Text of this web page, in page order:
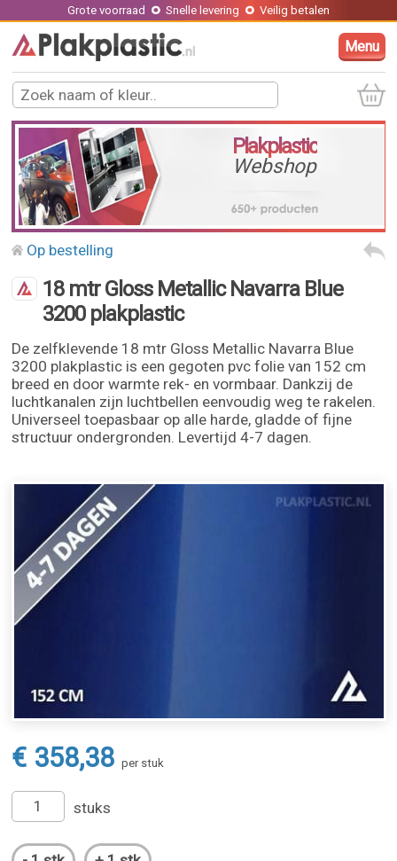
Grote voorraad Snelle levering Veilig betalen
Menu
Plakplastic
Webshop
Op bestelling
18 mtr Gloss Metallic Navarra Blue
3200 plakplastic
De zelfklevende 18 mtr Gloss Metallic Navarra Blue
3200 plakplastic is een gegoten pvc folie van 152 cm
breed en door warmte rek- en vormbaar. Dankzij de
luchtkanalen zijn luchtbellen eenvoudig weg te rakelen.
Universeel toepasbaar op alle harde, gladde of fijne
structuur ondergronden. Levertijd 4-7 dagen.
€ 358,38 per stuk
stuks